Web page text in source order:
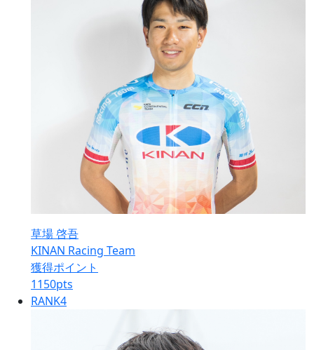
草場 啓吾
KINAN Racing Team
獲得ポイント
1150pts
RANK4